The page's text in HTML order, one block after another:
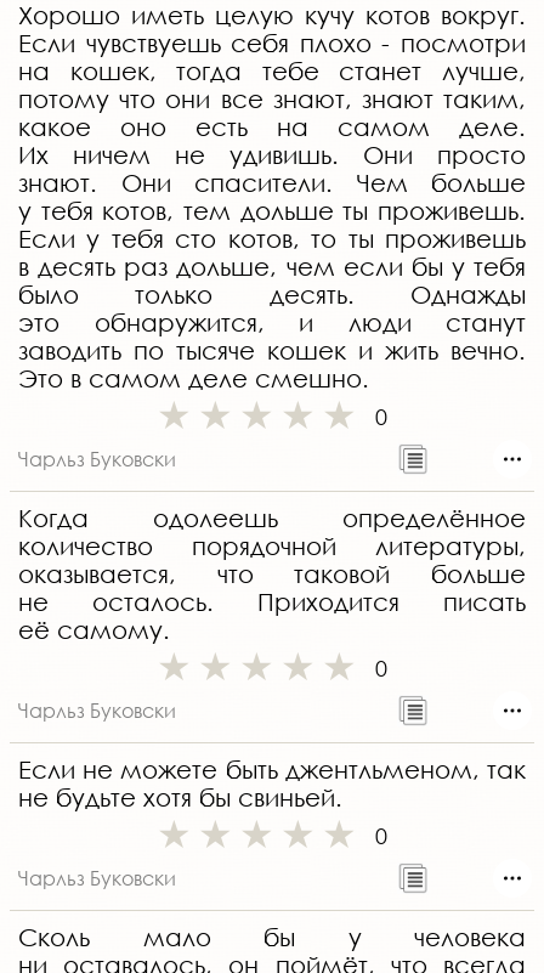
Хорошо иметь целую кучу котов вокруг.
Если чувствуешь себя плохо - посмотри
на кошек, тогда тебе станет лучше,
потому что они все знают, знают таким,
какое оно есть на самом деле.
Их ничем не удивишь. Они просто
знают. Они спасители. Чем больше
у тебя котов, тем дольше ты проживешь.
Если у тебя сто котов, то ты проживешь
в десять раз дольше, чем если бы у тебя
было только десять. Однажды
это обнаружится, и люди станут
заводить по тысяче кошек и жить вечно.
Это в самом деле смешно.
0
Чарльз Буковски
Когда одолеешь определённое
количество порядочной литературы,
оказывается, что таковой больше
не осталось. Приходится писать
её самому.
0
Чарльз Буковски
Если не можете быть джентльменом, так
не будьте хотя бы свиньей.
0
Чарльз Буковски
Сколь мало бы у человека
ни оставалось, он поймёт, что всегда